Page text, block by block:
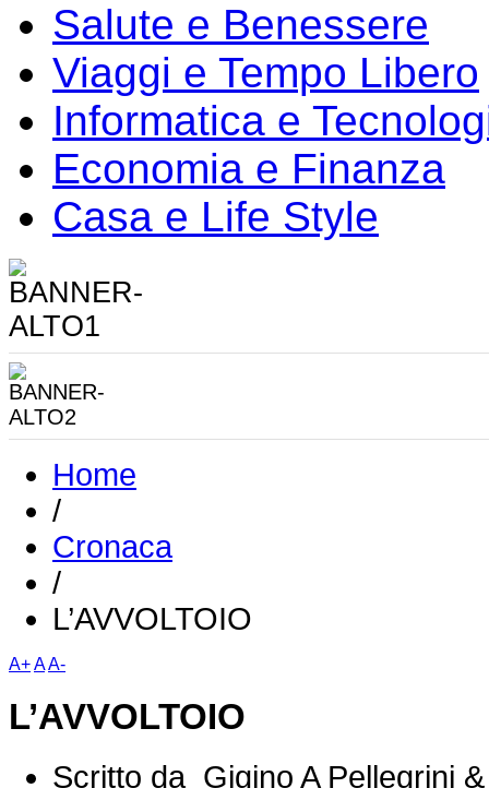
Salute e Benessere
Viaggi e Tempo Libero
Informatica e
Economia e Finanza
Casa e Life Style
Home
/
Cronaca
/
L’AVVOLTOIO
A+AA-
L’AVVOLTOIO
Scritto da Gigino A Pellegrini